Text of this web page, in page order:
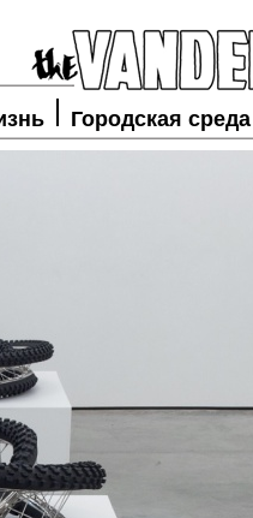
Городская среда